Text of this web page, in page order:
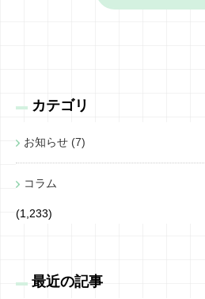
カテゴリ
お知らせ (7)
コラム
(1,233)
最近の記事